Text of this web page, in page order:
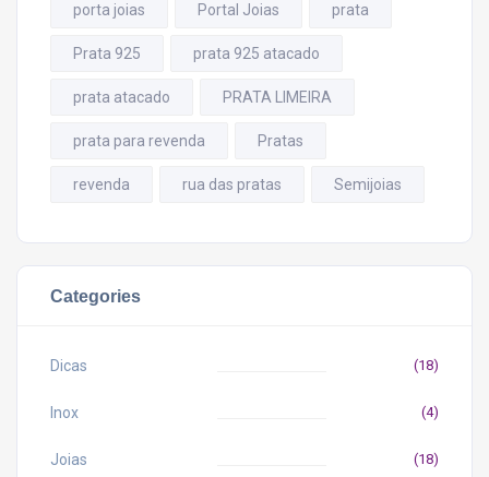
porta joias Portal Joias prata
Prata 925 prata 925 atacado
prata atacado PRATA LIMEIRA
prata para revenda Pratas
revenda rua das pratas Semijoias
Categories
Dicas (18)
Inox (4)
Joias (18)